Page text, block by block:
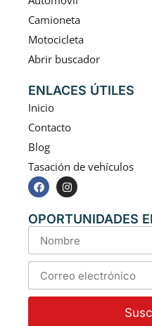
Camioneta
Motocicleta
Abrir buscador
ENLACES ÚTILES
Inicio
Contacto
Blog
Tasación de vehículos
OPORTUNIDADES